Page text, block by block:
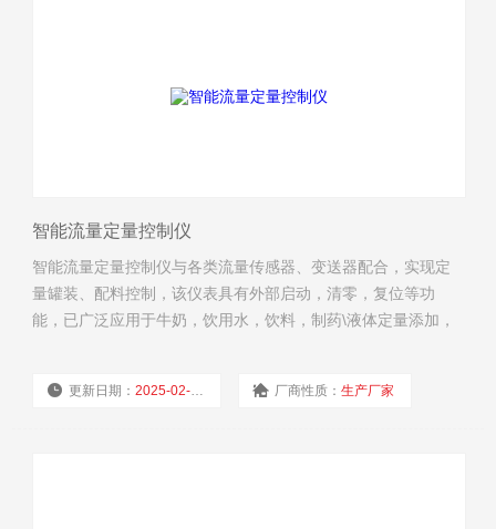
智能流量定量控制仪
智能流量定量控制仪与各类流量传感器、变送器配合，实现定
量罐装、配料控制，该仪表具有外部启动，清零，复位等功
能，已广泛应用于牛奶，饮用水，饮料，制药\液体定量添加，
更新日期：2025-02-19 厂商性质：生产厂家